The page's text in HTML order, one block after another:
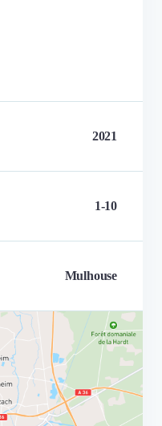
Alexandre ANZO
2021
1-10
Mulhouse